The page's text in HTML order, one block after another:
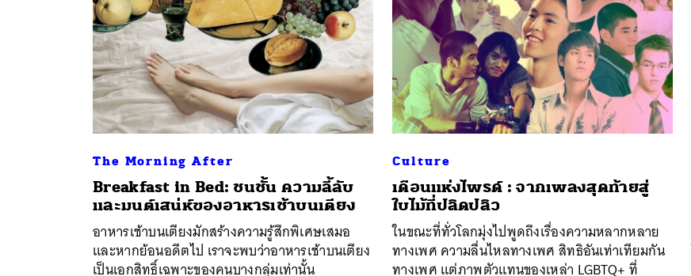
The Morning After
Breakfast in Bed: ชนชั้น ความลี้ลับ
และมนต์เสน่ห์ของอาหารเช้าบนเตียง
อาหารเช้าบนเตียงมักสร้างความรู้สึกพิเศษเสมอ
และหากย้อนอดีตไป เราจะพบว่าอาหารเช้าบนเตียง
เป็นเอกสิทธิ์เฉพาะของคนบางกลุ่มเท่านั้น
Culture
เดือนแห่งไพรด์ : จากเพลงสุดท้ายสู่
ใบไม้ที่ปลิดปลิว
ในขณะที่ทั่วโลกมุ่งไปพูดถึงเรื่องความหลากหลาย
ทางเพศ ความลื่นไหลทางเพศ สิทธิอันเท่าเทียมกัน
ทางเพศ แต่ภาพตัวแทนของเหล่า LGBTQ+ ที่
ค้นหา
SHARE TWEET LINE EMAIL